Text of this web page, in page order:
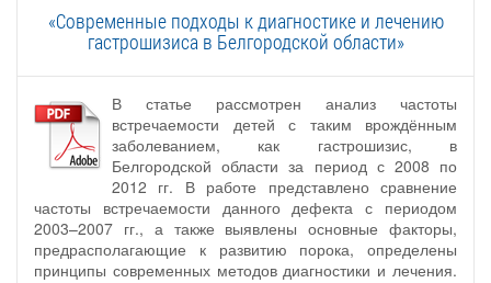
«Современные подходы к диагностике и лечению
гастрошизиса в Белгородской области»
В статье рассмотрен анализ частоты
встречаемости детей с таким врождённым
заболеванием, как гастрошизис, в
Белгородской области за период с 2008 по
2012 гг. В работе представлено сравнение
частоты встречаемости данного дефекта с периодом
2003–2007 гг., а также выявлены основные факторы,
предрасполагающие к развитию порока, определены
принципы современных методов диагностики и лечения.